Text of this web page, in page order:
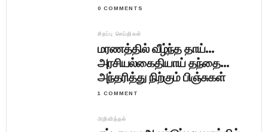
0 COMMENTS
சிறப்பு செய்திகள்
மரணத்தில் வீழ்ந்த தாய்…
அரசியல்கைதியாய் தந்தை…
அந்தரித்து நிற்கும் பிஞ்சுகள்
1 COMMENT
அறிவித்தல்